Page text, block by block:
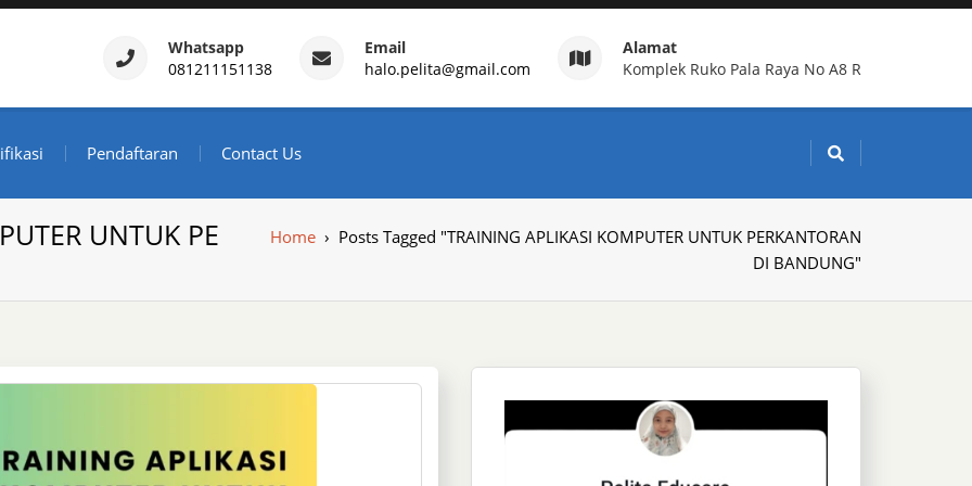
– Daftar Training Indonesia
Whatsapp
081211151138
Email
halo.pelita@gmail.com
Alamat
Komplek Ruko Pala Raya No A8 R
Pendaftaran Contact Us
UNTUK PE Home › Posts Tagged "TRAINING APLIKASI KOMPUTER UNTUK PERKANTORAN
DI BANDUNG"